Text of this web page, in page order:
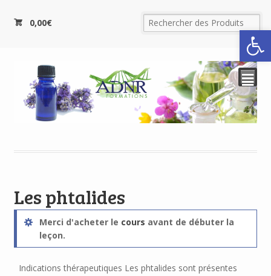
Ouvrir
0,00€
²
Les phtalides
Merci d'acheter le cours avant de débuter la
leçon.
Indications thérapeutiques Les phtalides sont présentes